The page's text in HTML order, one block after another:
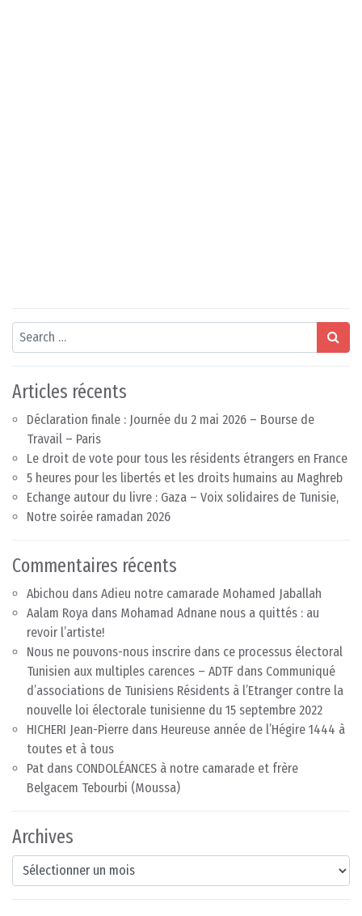
Search
Articles récents
Déclaration finale : Journée du 2 mai 2026 – Bourse de
Travail – Paris
Le droit de vote pour tous les résidents étrangers en France
5 heures pour les libertés et les droits humains au Maghreb
Echange autour du livre : Gaza – Voix solidaires de Tunisie,
Notre soirée ramadan 2026
Commentaires récents
Abichou dans Adieu notre camarade Mohamed Jaballah
Aalam Roya dans Mohamad Adnane nous a quittés : au
revoir l’artiste!
Nous ne pouvons-nous inscrire dans ce processus électoral
Tunisien aux multiples carences – ADTF dans Communiqué
d’associations de Tunisiens Résidents à l’Etranger contre la
nouvelle loi électorale tunisienne du 15 septembre 2022
HICHERI Jean-Pierre dans Heureuse année de l’Hégire 1444 à
toutes et à tous
Pat dans CONDOLÉANCES à notre camarade et frère
Belgacem Tebourbi (Moussa)
Archives
Archives